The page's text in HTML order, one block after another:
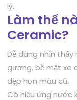
lý.
Làm thế
Ceramic?
Dễ dàng nhìn
gương, bề mặt xe
đẹp hơn màu cũ.
Có hiệu ứng nước